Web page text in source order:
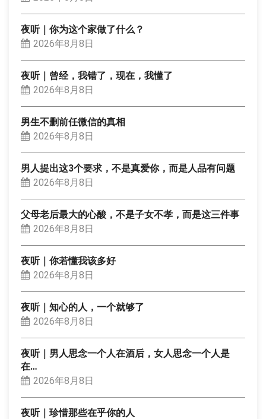
夜听｜你为这个家做了什么？
2026年8月8日
夜听｜曾经，我错了，现在，我懂了
2026年8月8日
男生不删前任微信的真相
2026年8月8日
男人提出这3个要求，不是真爱你，而是人品有问题
2026年8月8日
父母老后最大的心酸，不是子女不孝，而是这三件事
2026年8月8日
夜听｜你若懂我该多好
2026年8月8日
夜听｜知心的人，一个就够了
2026年8月8日
夜听｜男人思念一个人在酒后，女人思念一个人是
在…
2026年8月8日
夜听｜珍惜那些在乎你的人